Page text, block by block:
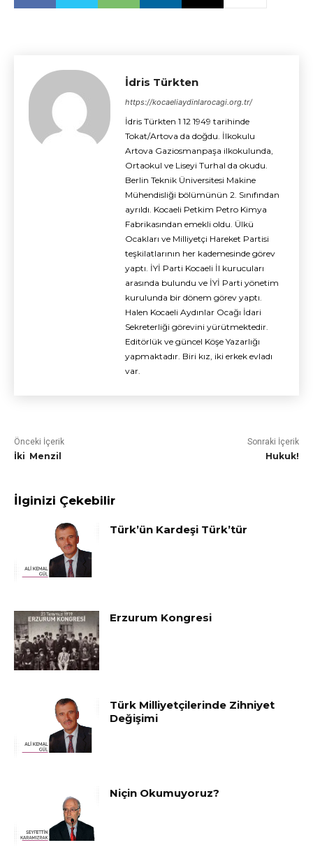
İdris Türkten
https://kocaeliaydinlarocagi.org.tr/
İdris Türkten 1 12 1949 tarihinde
Tokat/Artova da doğdu. İlkokulu
Artova Gaziosmanpaşa ilkokulunda,
Ortaokul ve Liseyi Turhal da okudu.
Berlin Teknik Üniversitesi Makine
Mühendisliği bölümünün 2. Sınıfından
ayrıldı. Kocaeli Petkim Petro Kimya
Fabrikasından emekli oldu. Ülkü
Ocakları ve Milliyetçi Hareket Partisi
teşkilatlarının her kademesinde görev
yaptı. İYİ Parti Kocaeli İl kurucuları
arasında bulundu ve İYİ Parti yönetim
kurulunda bir dönem görev yaptı.
Halen Kocaeli Aydınlar Ocağı İdari
Sekreterliği görevini yürütmektedir.
Editörlük ve güncel Köşe Yazarlığı
yapmaktadır. Biri kız, iki erkek evladı
var.
Önceki İçerik
İki Menzil
Sonraki İçerik
Hukuk!
İlginizi Çekebilir
Türk’ün Kardeşi Türk’tür
Erzurum Kongresi
Türk Milliyetçilerinde Zihniyet
Değişimi
Niçin Okumuyoruz?